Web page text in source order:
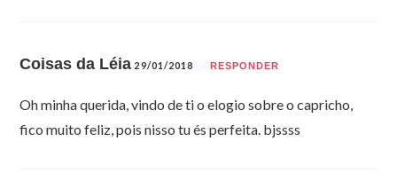
Coisas da Léia 29/01/2018 RESPONDER
Oh minha querida, vindo de ti o elogio sobre o capricho,
fico muito feliz, pois nisso tu és perfeita. bjssss